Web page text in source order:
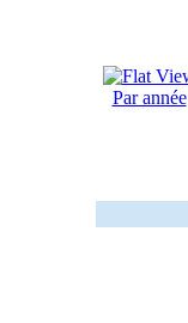
Par année